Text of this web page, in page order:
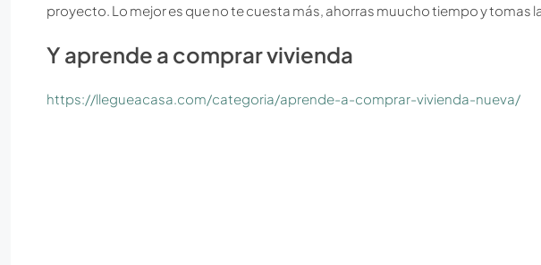
proyecto. Lo mejor es que no te cuesta más, ahorras muucho tiempo y tomas
Y aprende a comprar vivienda
https://llegueacasa.com/categoria/aprende-a-comprar-vivienda-nueva/